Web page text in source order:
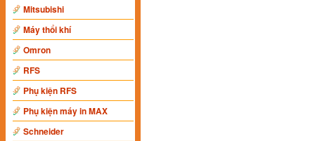
Mitsubishi
Máy thổi khí
Omron
RFS
Phụ kiện RFS
Phụ kiện máy in MAX
Schneider